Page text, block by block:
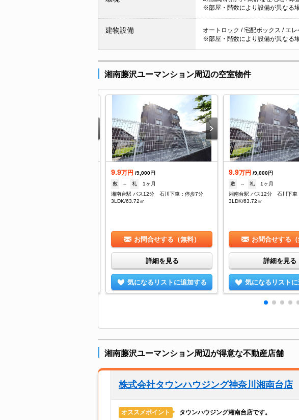
※部屋・階数により設備が異なる
建物設備
オートロック / 宅配ボックス / エ
※部屋・階数により設備が異なる
湘南藤沢ユーマンション周辺の空室物件
9.9万円 /9,000円
敷
-- 礼
1ヶ月
湘南台駅 バス12分 石川下車：停歩7分
3LDK/63.72㎡
お問合せする（無料）
詳細を見る
気になるリストに追加する
9.9万円 /9,000円
敷
-- 礼
1ヶ月
湘南台駅 バス12分 石川下車
3LDK/63.72㎡
お問合せする（
詳細を見る
気になるリスト
湘南藤沢ユーマンション周辺が得意な不動産店舗
株式会社タウンハウジング神奈川湘南台店
オススメポイント タウンハウジング湘南台店です。